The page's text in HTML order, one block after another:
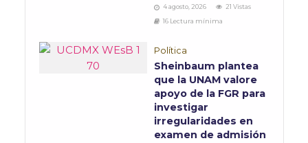
4 agosto, 2026
21 Vistas
16 Lectura mínima
Política
Sheinbaum plantea
que la UNAM valore
apoyo de la FGR para
investigar
irregularidades en
examen de admisión